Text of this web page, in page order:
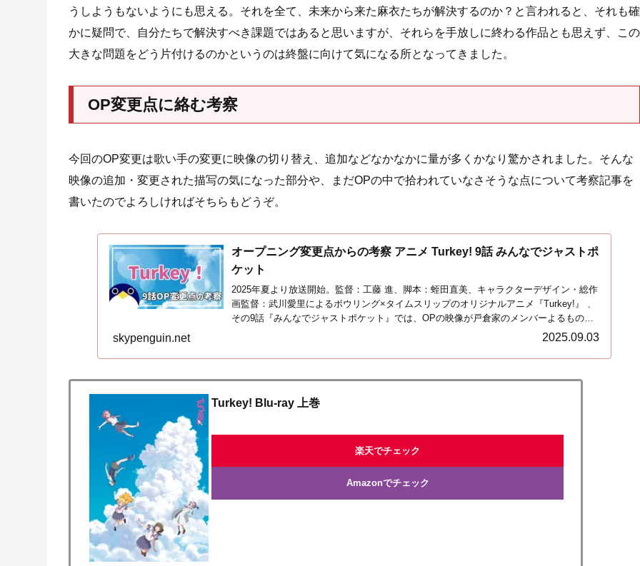
うしようもないようにも思える。それを全て、未来から来た麻衣たちが解決するのか？と言われると、それも確
かに疑問で、自分たちで解決すべき課題ではあると思いますが、それらを手放しに終わる作品とも思えず、この
大きな問題をどう片付けるのかというのは終盤に向けて気になる所となってきました。
OP変更点に絡む考察
今回のOP変更は歌い手の変更に映像の切り替え、追加などなかなかに量が多くかなり驚かされました。そんな
映像の追加・変更された描写の気になった部分や、まだOPの中で拾われていなさそうな点について考察記事を
書いたのでよろしければそちらもどうぞ。
オープニング変更点からの考察 アニメ Turkey! 9話 みんなでジャストポ
ケット
2025年夏より放送開始。監督：工藤 進、脚本：蛭田直美、キャラクターデザイン・総作
画監督：武川愛里によるボウリング×タイムスリップのオリジナルアニメ『Turkey!』 、
その9話『みんなでジャストポケット』では、OPの映像が戸倉家のメンバーよるものに
変更されており、色々と気になる描写が追加されました。 この記事では過去のOPとの
も含みますので未試聴の方はご注意してください。
skypenguin.net 2025.09.03
Turkey! Blu-ray 上巻
楽天でチェック
Amazonでチェック